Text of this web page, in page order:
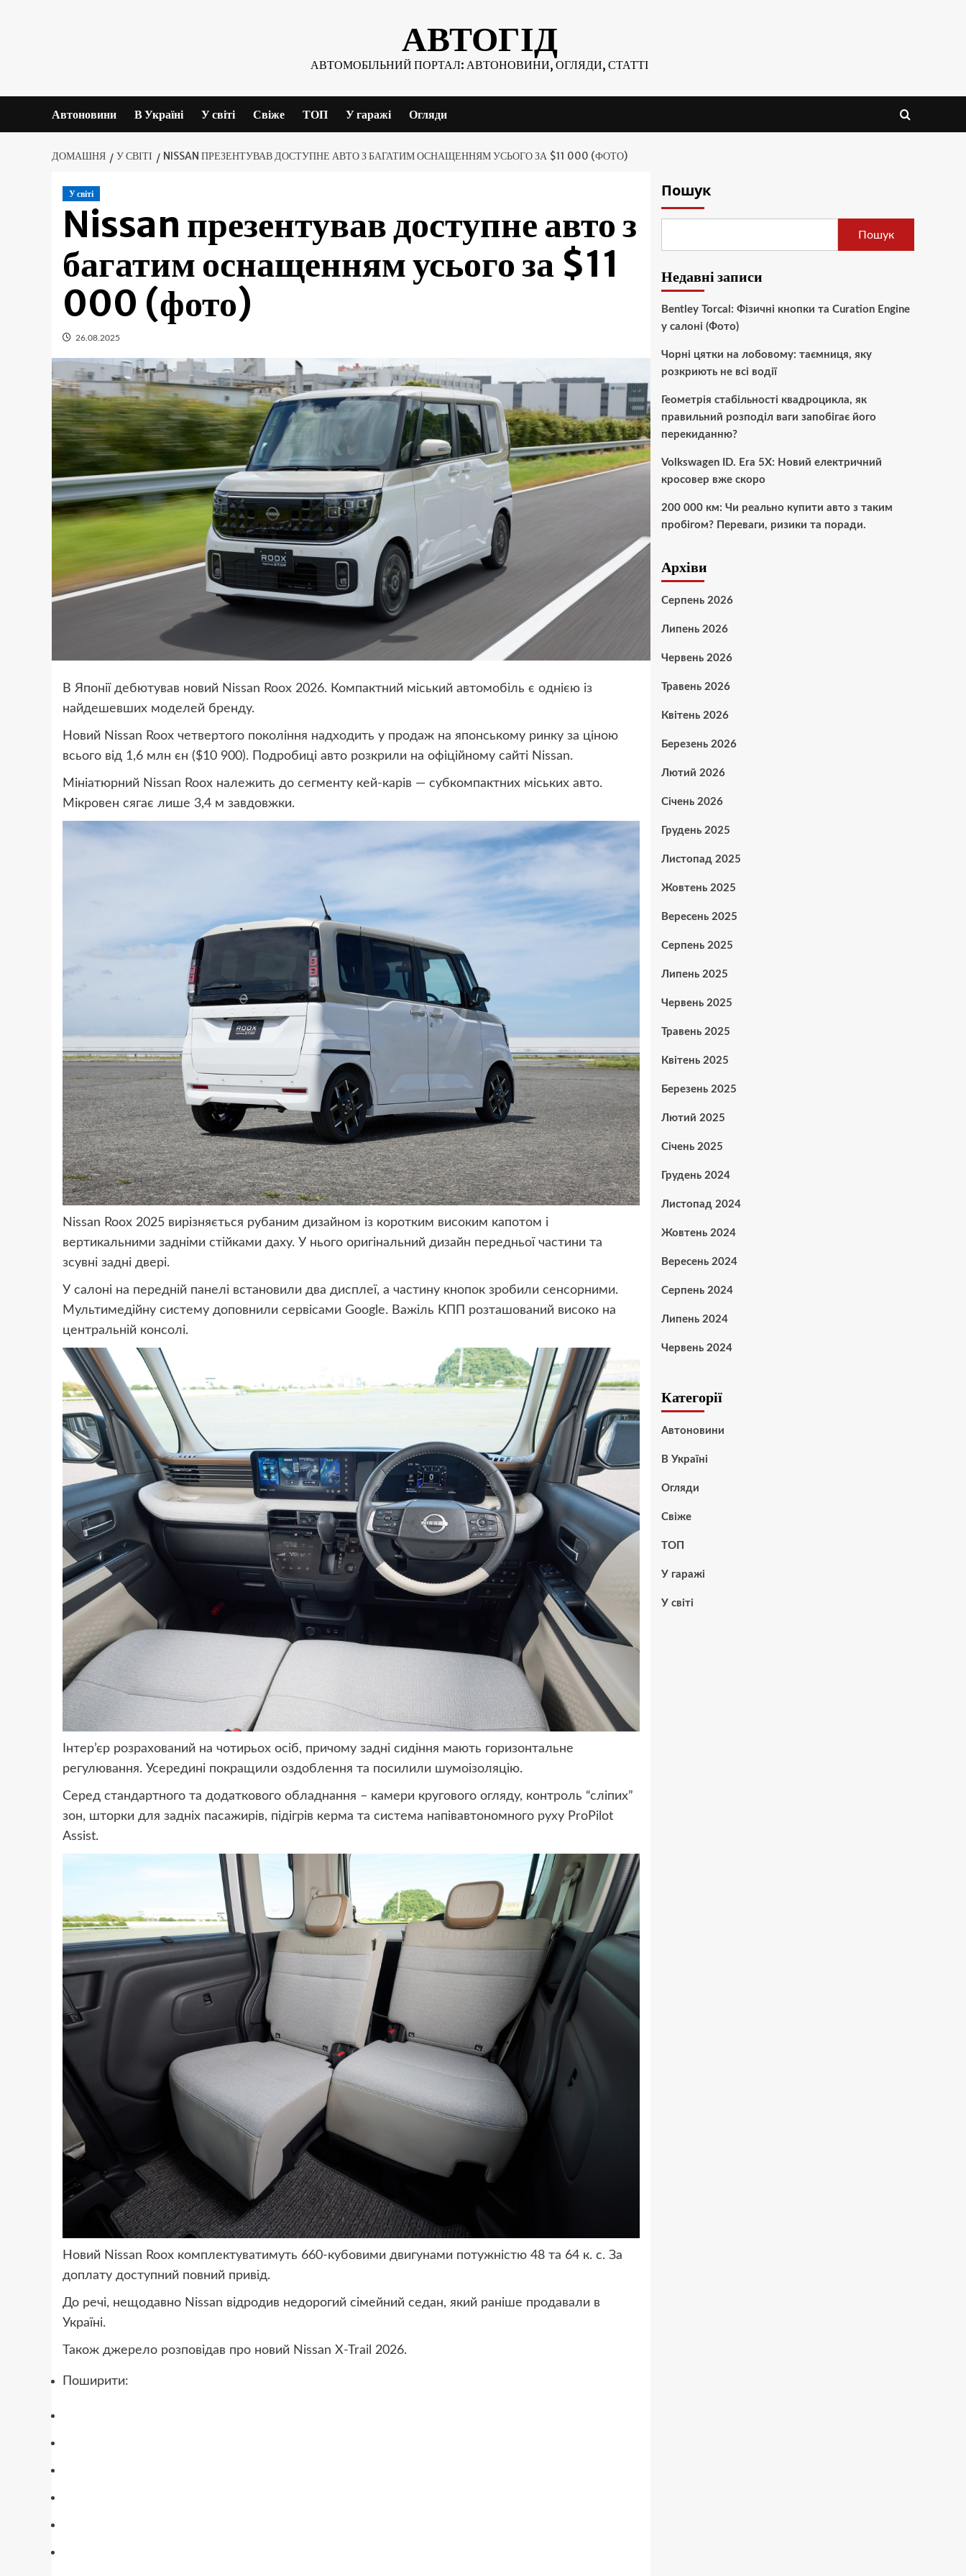
АВТОГІД
АВТОМОБІЛЬНИЙ ПОРТАЛ: АВТОНОВИНИ, ОГЛЯДИ, СТАТТІ
Автоновини В Україні У світі Свіже ТОП У гаражі Огляди
ДОМАШНЯ У СВІТІ NISSAN ПРЕЗЕНТУВАВ ДОСТУПНЕ АВТО З БАГАТИМ ОСНАЩЕННЯМ УСЬОГО ЗА $11 000 (ФОТО)
У світі
Nissan презентував доступне авто з
багатим оснащенням усього за $11
000 (фото)
26.08.2025
В Японії дебютував новий Nissan Roox 2026. Компактний міський автомобіль є однією із
найдешевших моделей бренду.
Новий Nissan Roox четвертого покоління надходить у продаж на японському ринку за ціною
всього від 1,6 млн єн ($10 900). Подробиці авто розкрили на офіційному сайті Nissan.
Мініатюрний Nissan Roox належить до сегменту кей-карів — субкомпактних міських авто.
Мікровен сягає лише 3,4 м завдовжки.
Nissan Roox 2025 вирізняється рубаним дизайном із коротким високим капотом і
вертикальними задніми стійками даху. У нього оригінальний дизайн передньої частини та
зсувні задні двері.
У салоні на передній панелі встановили два дисплеї, а частину кнопок зробили сенсорними.
Мультимедійну систему доповнили сервісами Google. Важіль КПП розташований високо на
центральній консолі.
Інтер’єр розрахований на чотирьох осіб, причому задні сидіння мають горизонтальне
регулювання. Усередині покращили оздоблення та посилили шумоізоляцію.
Серед стандартного та додаткового обладнання – камери кругового огляду, контроль “сліпих”
зон, шторки для задніх пасажирів, підігрів керма та система напівавтономного руху ProPilot
Assist.
Новий Nissan Roox комплектуватимуть 660-кубовими двигунами потужністю 48 та 64 к. с. За
доплату доступний повний привід.
До речі, нещодавно Nissan відродив недорогий сімейний седан, який раніше продавали в
Україні.
Також джерело розповідав про новий Nissan X-Trail 2026.
Поширити:
Пошук
Пошук
Недавні записи
Bentley Torcal: Фізичні кнопки та Curation Engine
у салоні (Фото)
Чорні цятки на лобовому: таємниця, яку
розкриють не всі водії
Геометрія стабільності квадроцикла, як
правильний розподіл ваги запобігає його
перекиданню?
Volkswagen ID. Era 5X: Новий електричний
кросовер вже скоро
200 000 км: Чи реально купити авто з таким
пробігом? Переваги, ризики та поради.
Архіви
Серпень 2026
Липень 2026
Червень 2026
Травень 2026
Квітень 2026
Березень 2026
Лютий 2026
Січень 2026
Грудень 2025
Листопад 2025
Жовтень 2025
Вересень 2025
Серпень 2025
Липень 2025
Червень 2025
Травень 2025
Квітень 2025
Березень 2025
Лютий 2025
Січень 2025
Грудень 2024
Листопад 2024
Жовтень 2024
Вересень 2024
Серпень 2024
Липень 2024
Червень 2024
Категорії
Автоновини
В Україні
Огляди
Свіже
ТОП
У гаражі
У світі